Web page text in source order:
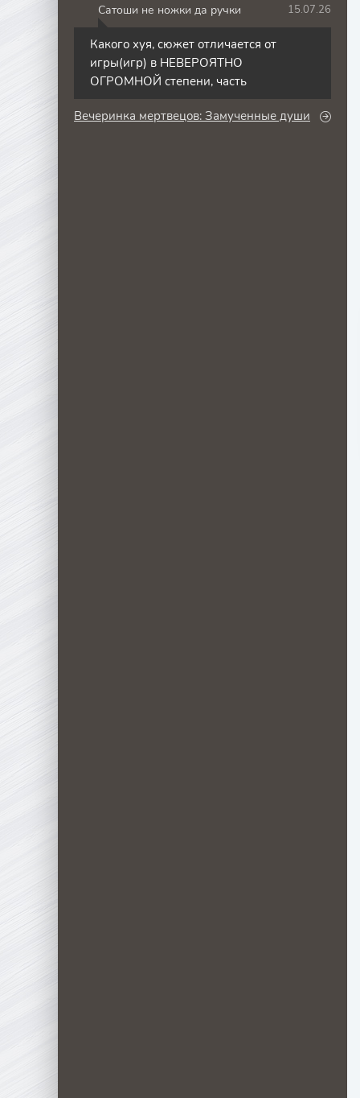
Сатоши не ножки да ручки 15.07.26
Какого хуя, сюжет отличается от
игры(игр) в НЕВЕРОЯТНО
ОГРОМНОЙ степени, часть
Вечеринка мертвецов: Замученные души